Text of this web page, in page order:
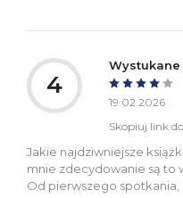
4
Wystukane
19.02.2026
Skopiuj link
Jakie najdziwniejsze
mnie zdecydowanie są to
Od pierwszego spotkania,